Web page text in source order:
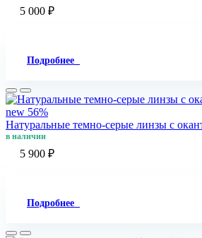
5 000 ₽
Подробнее
new 56%
Натуральные темно-серые линзы c
в наличии
5 900 ₽
Подробнее